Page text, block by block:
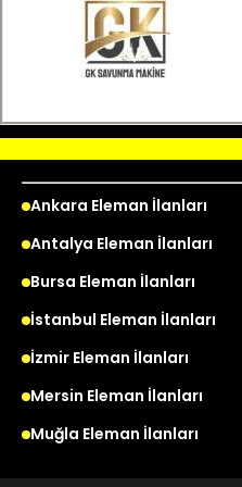
Ankara Eleman İlanları
Antalya Eleman İlanları
Bursa Eleman İlanları
İstanbul Eleman İlanları
İzmir Eleman İlanları
Mersin Eleman İlanları
Muğla Eleman İlanları